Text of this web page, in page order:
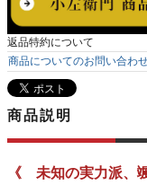
返品特約について
商品についてのお問い合わ
商品説明
《 未知の実力派、